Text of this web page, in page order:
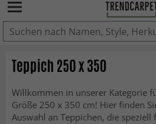
IN DEN WARENKORB
Teppich 250 x 350
Willkommen in unserer Kategorie
Größe 250 x 350 cm! Hier finden
Auswahl an Teppichen, die speziell